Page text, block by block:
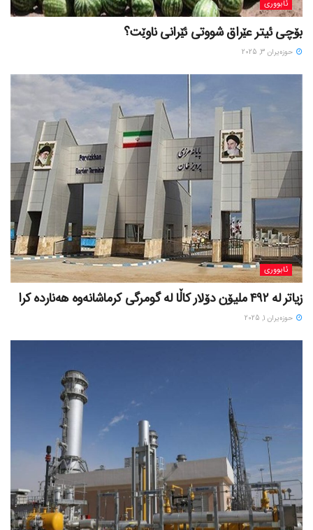
ئابووری
بۆچی ئیتر عێراق شووتی ئێرانی ناوێت؟
حوزه‌یران 3, 2025
ئابووری
زیاتر لە ٤٩٢ ملیۆن دۆلار کاڵا لە گومرگی کرماشانەوە هەناردە کرا
حوزه‌یران 1, 2025